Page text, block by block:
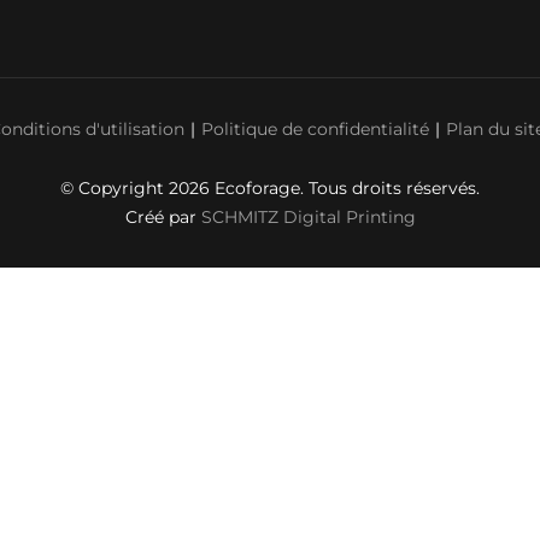
d'utilisation Politique de confidentialité Plan du
© Copyright 2026 Ecoforage. Tous droits réservés.
Créé par SCHMITZ Digital Printing